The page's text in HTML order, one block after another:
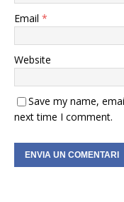
Email *
Website
Save my name,
next time I comment.